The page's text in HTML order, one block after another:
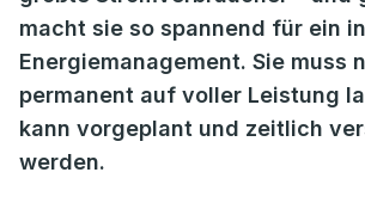
macht sie so spannend für ein
Energiemanagement. Sie muss
permanent auf voller Leistung
kann vorgeplant und zeitlich
werden.